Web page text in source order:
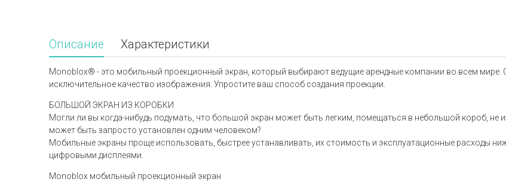
Описание Характеристики
Monoblox® - это мобильный проекционный экран, который выбирают ведущие арендные компании во всем мире.
исключительное качество изображения. Упростите ваш способ создания проекции.
БОЛЬШОЙ ЭКРАН ИЗ КОРОБКИ
Могли ли вы когда-нибудь подумать, что большой экран может быть легким, помещаться в небольшой короб, не
может быть запросто установлен одним человеком?
Мобильные экраны проще использовать, быстрее устанавливать, их стоимость и эксплуатационные расходы
цифровыми дисплеями.
Monoblox мобильный проекционный экран